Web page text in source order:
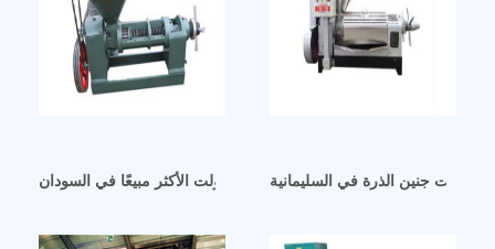
آلة عصر زيت بذور العنب 220 فولت الأكثر مبيعًا في السودان
زيت جنين الذرة في السليمانية